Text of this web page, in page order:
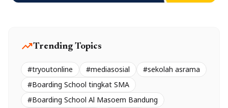
trending_upTrending Topics
#tryoutonline #mediasosial
#sekolah asrama
#Boarding School tingkat SMA
#Boarding School Al Masoem Bandung